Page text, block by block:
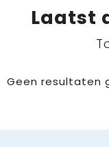
Laatst
Geen resultaten